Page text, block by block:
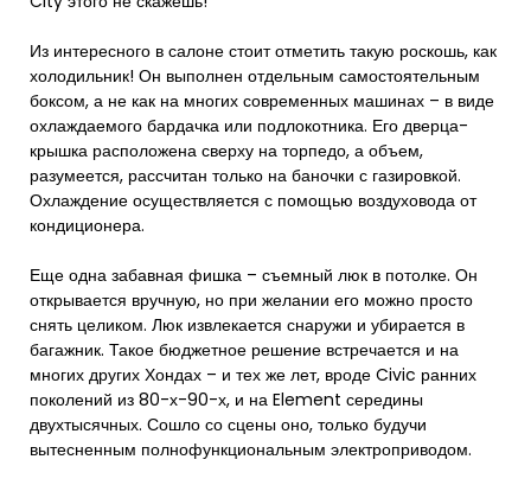
Из интересного в салоне стоит отметить такую роскошь, как
холодильник! Он выполнен отдельным самостоятельным
боксом, а не как на многих современных машинах – в виде
охлаждаемого бардачка или подлокотника. Его дверца-
крышка расположена сверху на торпедо, а объем,
разумеется, рассчитан только на баночки с газировкой.
Охлаждение осуществляется с помощью воздуховода от
кондиционера.
Еще одна забавная фишка – съемный люк в потолке. Он
открывается вручную, но при желании его можно просто
снять целиком. Люк извлекается снаружи и убирается в
багажник. Такое бюджетное решение встречается и на
многих других Хондах – и тех же лет, вроде Civic ранних
поколений из 80-х-90-х, и на Element середины
двухтысячных. Сошло со сцены оно, только будучи
вытесненным полнофункциональным электроприводом.